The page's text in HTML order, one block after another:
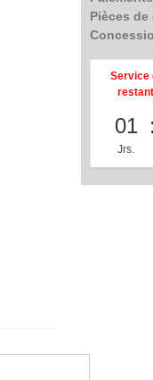
Pièces
Service
01
Jrs.